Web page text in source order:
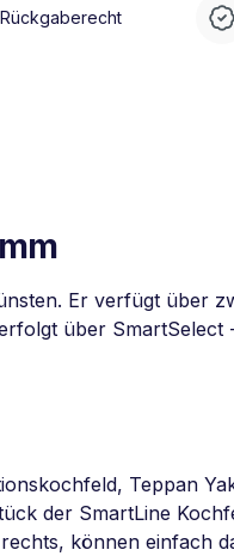
Er verfügt über
über
Teppan
der SmartLine
können einfach